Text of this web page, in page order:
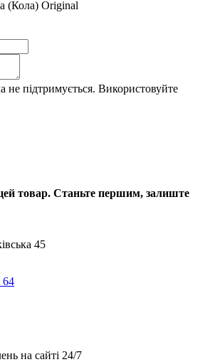
(Кола) Original
не підтримується. Використовуйте
товар. Станьте першим, залиште
45
64
на сайті 24/7